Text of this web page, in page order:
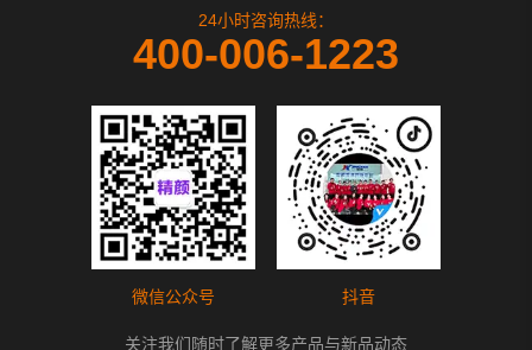
24小时咨询热线：
400-006-1223
微信公众号 抖音
关注我们随时了解更多产品与新品动态